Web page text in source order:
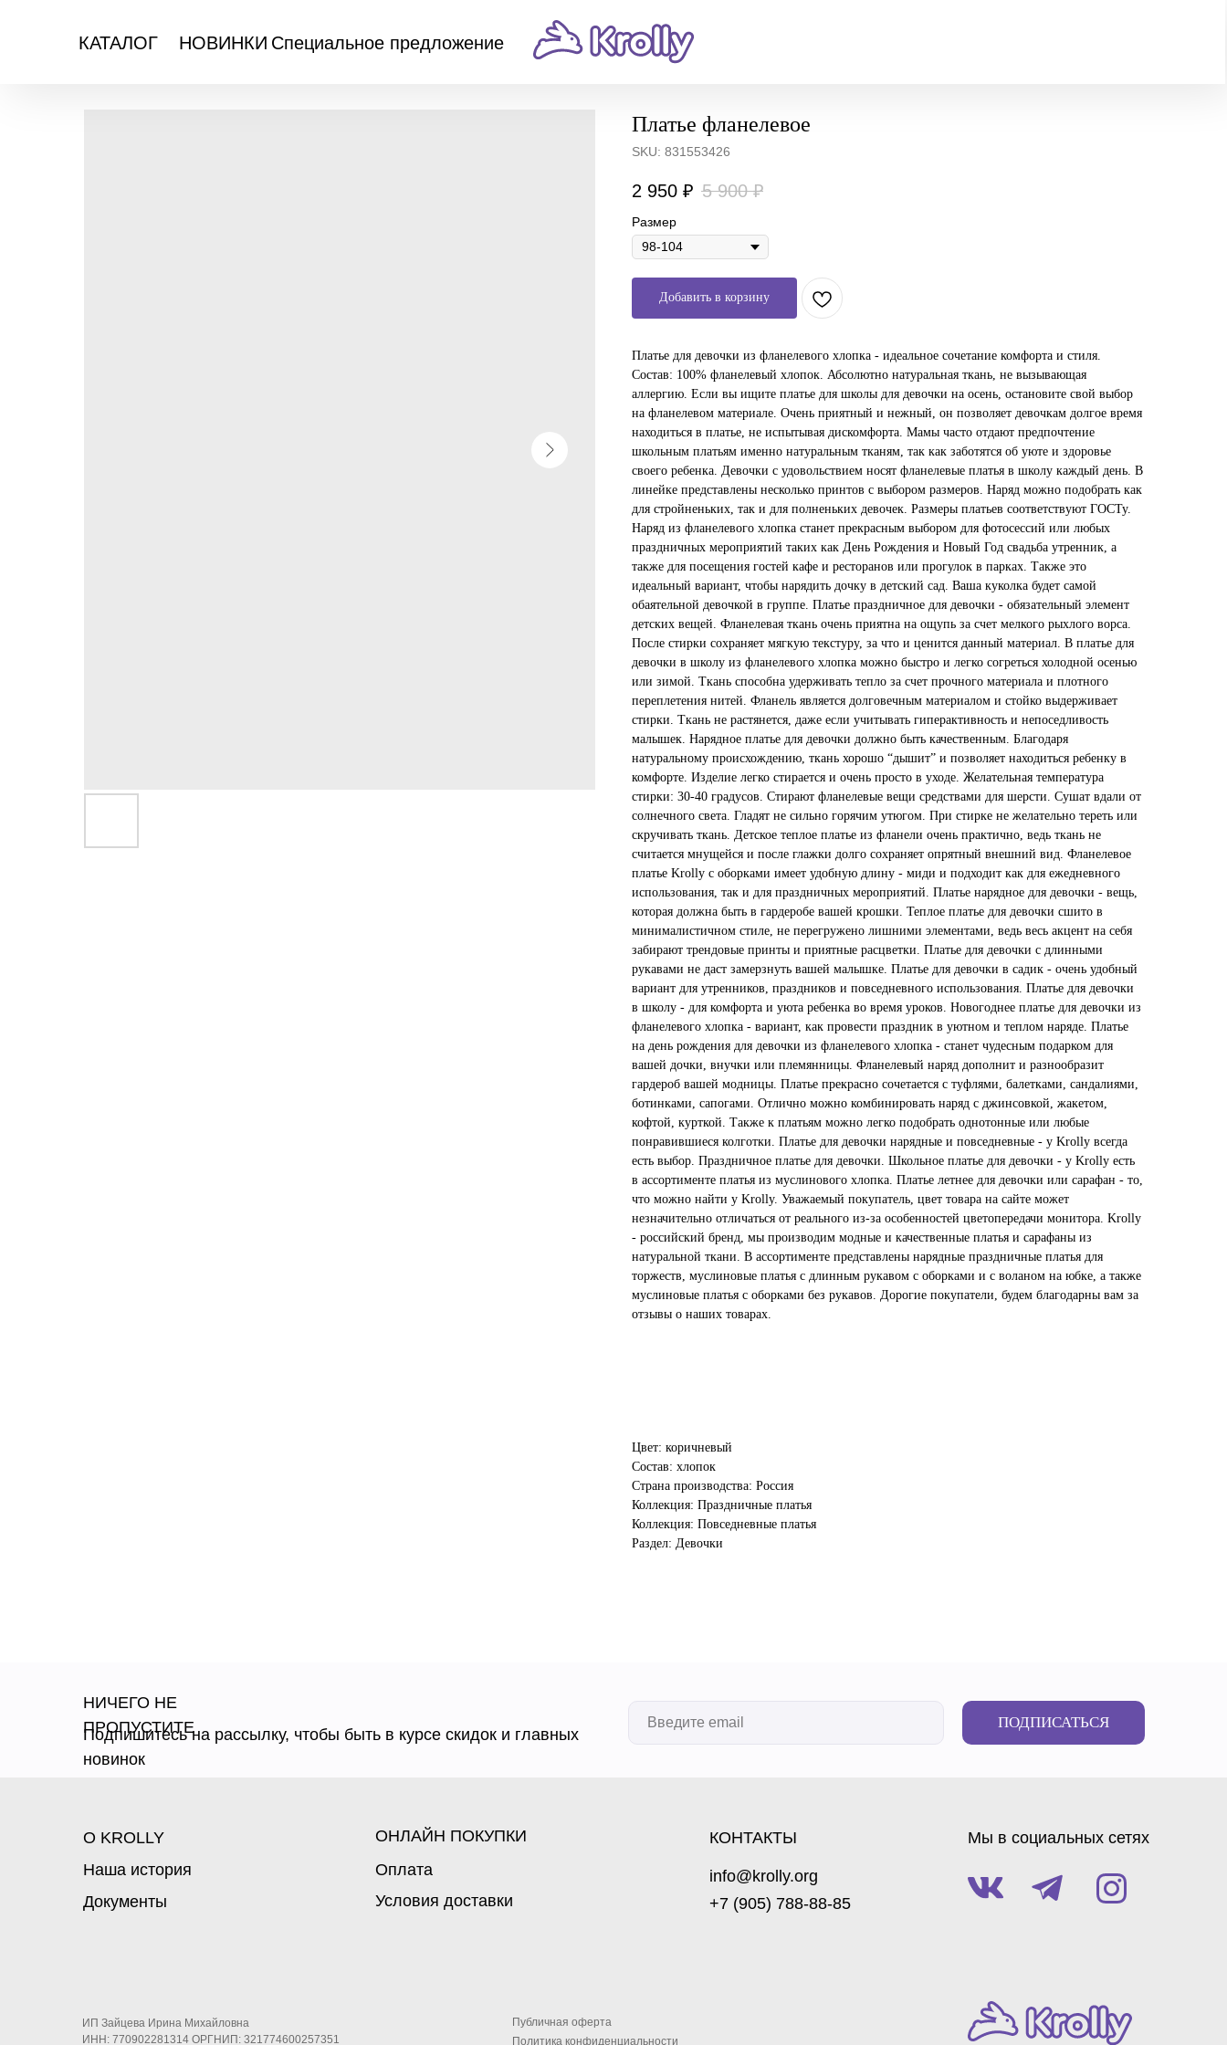
КАТАЛОГ НОВИНКИ Специальное предложение
Платье фланелевое
SKU: 831553426
2 950 ₽ 5 900 ₽
Размер
Добавить в корзину
Платье для девочки из фланелевого хлопка - идеальное сочетание комфорта и стиля.
Состав: 100% фланелевый хлопок. Абсолютно натуральная ткань, не вызывающая
аллергию. Если вы ищите платье для школы для девочки на осень, остановите свой выбор
на фланелевом материале. Очень приятный и нежный, он позволяет девочкам долгое время
находиться в платье, не испытывая дискомфорта. Мамы часто отдают предпочтение
школьным платьям именно натуральным тканям, так как заботятся об уюте и здоровье
своего ребенка. Девочки с удовольствием носят фланелевые платья в школу каждый день. В
линейке представлены несколько принтов с выбором размеров. Наряд можно подобрать как
для стройненьких, так и для полненьких девочек. Размеры платьев соответствуют ГОСТу.
Наряд из фланелевого хлопка станет прекрасным выбором для фотосессий или любых
праздничных мероприятий таких как День Рождения и Новый Год свадьба утренник, а
также для посещения гостей кафе и ресторанов или прогулок в парках. Также это
идеальный вариант, чтобы нарядить дочку в детский сад. Ваша куколка будет самой
обаятельной девочкой в группе. Платье праздничное для девочки - обязательный элемент
детских вещей. Фланелевая ткань очень приятна на ощупь за счет мелкого рыхлого ворса.
После стирки сохраняет мягкую текстуру, за что и ценится данный материал. В платье для
девочки в школу из фланелевого хлопка можно быстро и легко согреться холодной осенью
или зимой. Ткань способна удерживать тепло за счет прочного материала и плотного
переплетения нитей. Фланель является долговечным материалом и стойко выдерживает
стирки. Ткань не растянется, даже если учитывать гиперактивность и непоседливость
малышек. Нарядное платье для девочки должно быть качественным. Благодаря
натуральному происхождению, ткань хорошо “дышит” и позволяет находиться ребенку в
комфорте. Изделие легко стирается и очень просто в уходе. Желательная температура
стирки: 30-40 градусов. Стирают фланелевые вещи средствами для шерсти. Сушат вдали от
солнечного света. Гладят не сильно горячим утюгом. При стирке не желательно тереть или
скручивать ткань. Детское теплое платье из фланели очень практично, ведь ткань не
считается мнущейся и после глажки долго сохраняет опрятный внешний вид. Фланелевое
платье Krolly с оборками имеет удобную длину - миди и подходит как для ежедневного
использования, так и для праздничных мероприятий. Платье нарядное для девочки - вещь,
которая должна быть в гардеробе вашей крошки. Теплое платье для девочки сшито в
минималистичном стиле, не перегружено лишними элементами, ведь весь акцент на себя
забирают трендовые принты и приятные расцветки. Платье для девочки с длинными
рукавами не даст замерзнуть вашей малышке. Платье для девочки в садик - очень удобный
вариант для утренников, праздников и повседневного использования. Платье для девочки
в школу - для комфорта и уюта ребенка во время уроков. Новогоднее платье для девочки из
фланелевого хлопка - вариант, как провести праздник в уютном и теплом наряде. Платье
на день рождения для девочки из фланелевого хлопка - станет чудесным подарком для
вашей дочки, внучки или племянницы. Фланелевый наряд дополнит и разнообразит
гардероб вашей модницы. Платье прекрасно сочетается с туфлями, балетками, сандалиями,
ботинками, сапогами. Отлично можно комбинировать наряд с джинсовкой, жакетом,
кофтой, курткой. Также к платьям можно легко подобрать однотонные или любые
понравившиеся колготки. Платье для девочки нарядные и повседневные - у Krolly всегда
есть выбор. Праздничное платье для девочки. Школьное платье для девочки - у Krolly есть
в ассортименте платья из муслинового хлопка. Платье летнее для девочки или сарафан - то,
что можно найти у Krolly. Уважаемый покупатель, цвет товара на сайте может
незначительно отличаться от реального из-за особенностей цветопередачи монитора. Krolly
- российский бренд, мы производим модные и качественные платья и сарафаны из
натуральной ткани. В ассортименте представлены нарядные праздничные платья для
торжеств, муслиновые платья с длинным рукавом с оборками и с воланом на юбке, а также
муслиновые платья с оборками без рукавов. Дорогие покупатели, будем благодарны вам за
отзывы о наших товарах.
Цвет: коричневый
Состав: хлопок
Страна производства: Россия
Коллекция: Праздничные платья
Коллекция: Повседневные платья
Раздел: Девочки
НИЧЕГО НЕ
ПРОПУСТИТЕ
Подпишитесь на рассылку, чтобы быть в курсе скидок и главных
новинок
ПОДПИСАТЬСЯ
О KROLLY ОНЛАЙН ПОКУПКИ
КОНТАКТЫ
Наша история
Документы
Оплата
Условия доставки
info@krolly.org
ИП Зайцева Ирина Михайловна
ИНН: 770902281314 ОРГНИП: 321774600257351
Публичная оферта
Мы в социальных сетях
Политика конфиденциальности
+7 (905) 788-88-85